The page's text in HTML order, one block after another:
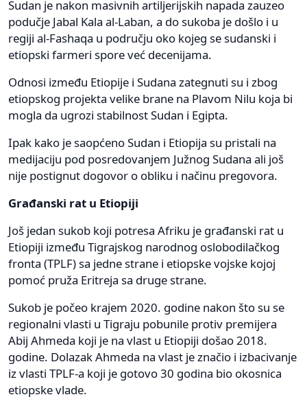
Sudan je nakon masivnih artiljerijskih napada zauzeo
podučje Jabal Kala al-Laban, a do sukoba je došlo i u
regiji al-Fashaqa u području oko kojeg se sudanski i
etiopski farmeri spore već decenijama.
Odnosi između Etiopije i Sudana zategnuti su i zbog
etiopskog projekta velike brane na Plavom Nilu koja bi
mogla da ugrozi stabilnost Sudan i Egipta.
Ipak kako je saopćeno Sudan i Etiopija su pristali na
medijaciju pod posredovanjem Južnog Sudana ali još
nije postignut dogovor o obliku i načinu pregovora.
Građanski rat u Etiopiji
Još jedan sukob koji potresa Afriku je građanski rat u
Etiopiji između Tigrajskog narodnog oslobodilačkog
fronta (TPLF) sa jedne strane i etiopske vojske kojoj
pomoć pruža Eritreja sa druge strane.
Sukob je počeo krajem 2020. godine nakon što su se
regionalni vlasti u Tigraju pobunile protiv premijera
Abij Ahmeda koji je na vlast u Etiopiji došao 2018.
godine. Dolazak Ahmeda na vlast je značio i izbacivanje
iz vlasti TPLF-a koji je gotovo 30 godina bio okosnica
etiopske vlade.